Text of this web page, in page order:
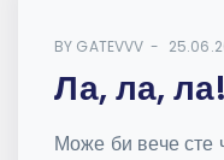
BY GATEVVV
Ла, ла, ла!
Може би вече сте